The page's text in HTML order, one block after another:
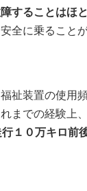
することはほ
全に乗ることが
祉装置の使用
までの経験上
１０万キロ前